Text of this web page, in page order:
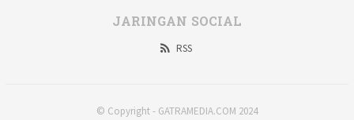
JARINGAN SOCIAL
RSS
© Copyright - GATRAMEDIA.COM 2024